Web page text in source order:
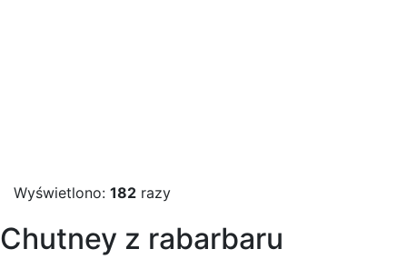
Wyświetlono: 182 razy
Chutney z rabarbaru